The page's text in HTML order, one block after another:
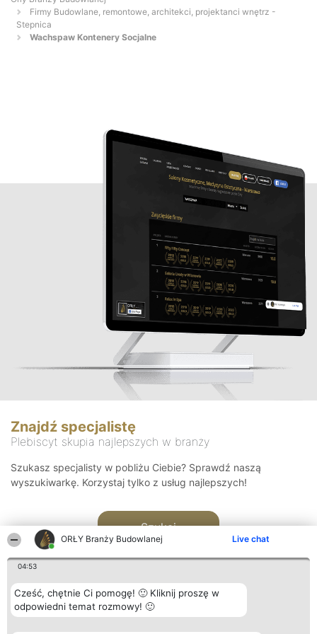
ORŁY Branży Budowlanej Live chat
04:53
Cześć, chętnie Ci pomogę! 🙂 Kliknij proszę w
odpowiedni temat rozmowy! 🙂
Firmy Budowlane, remontowe, architekci, projektanci wnętrz -
Stepnica
Wachspaw Kontenery Socjalne
Znajdź specjalistę
Plebiscyt skupia najlepszych w branży
Szukasz specjalisty w pobliżu Ciebie? Sprawdź naszą
wyszukiwarkę. Korzystaj tylko z usług najlepszych!
Szukaj
Organizator plebiscytu Plebiscyt Kontakt